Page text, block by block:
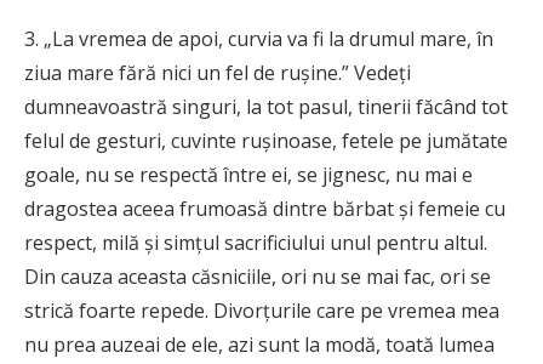
3. „La vremea de apoi, curvia va fi la drumul mare, în
ziua mare fără nici un fel de ruşine.” Vedeţi
dumneavoastră singuri, la tot pasul, tinerii făcând tot
felul de gesturi, cuvinte ruşinoase, fetele pe jumătate
goale, nu se respectă între ei, se jignesc, nu mai e
dragostea aceea frumoasă dintre bărbat şi femeie cu
respect, milă şi simţul sacrificiului unul pentru altul.
Din cauza aceasta căsniciile, ori nu se mai fac, ori se
strică foarte repede. Divorţurile care pe vremea mea
nu prea auzeai de ele, azi sunt la modă, toată lumea